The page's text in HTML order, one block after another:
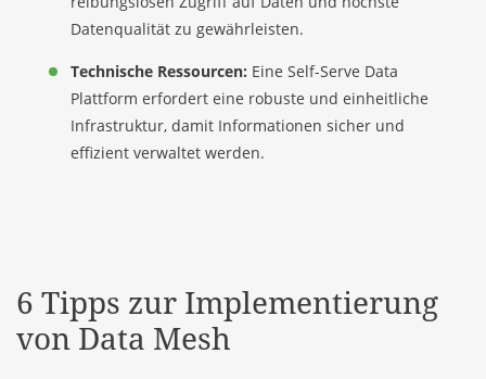
Datenqualität zu gewährleisten.
Technische Ressourcen: Eine Self-Serve Data
Plattform erfordert eine robuste und einheitliche
Infrastruktur, damit Informationen sicher und
effizient verwaltet werden.
6 Tipps zur Implementierung
von Data Mesh